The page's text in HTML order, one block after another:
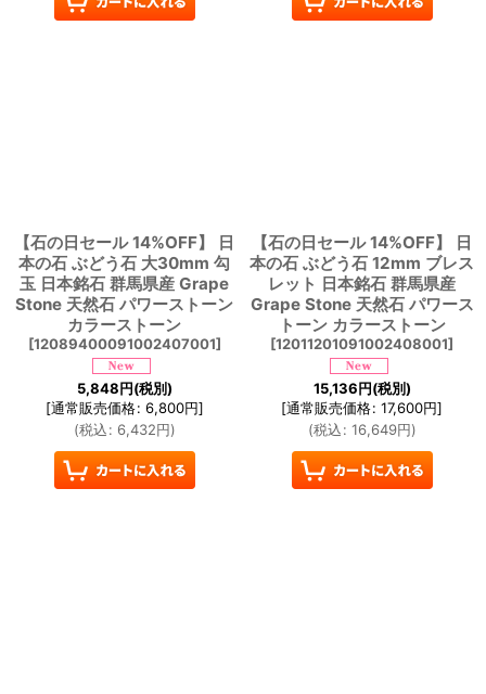
【石の日セール 14%OFF】 日
本の石 ぶどう石 大30mm 勾
玉 日本銘石 群馬県産 Grape
Stone 天然石 パワーストーン
カラーストーン
[12089400091002407001]
5,848円(税別)
[通常販売価格: 6,800円]
(税込: 6,432円)
【石の日セール 14%OFF】 日
本の石 ぶどう石 12mm ブレス
レット 日本銘石 群馬県産
Grape Stone 天然石 パワース
トーン カラーストーン
[12011201091002408001]
15,136円(税別)
[通常販売価格: 17,600円]
(税込: 16,649円)